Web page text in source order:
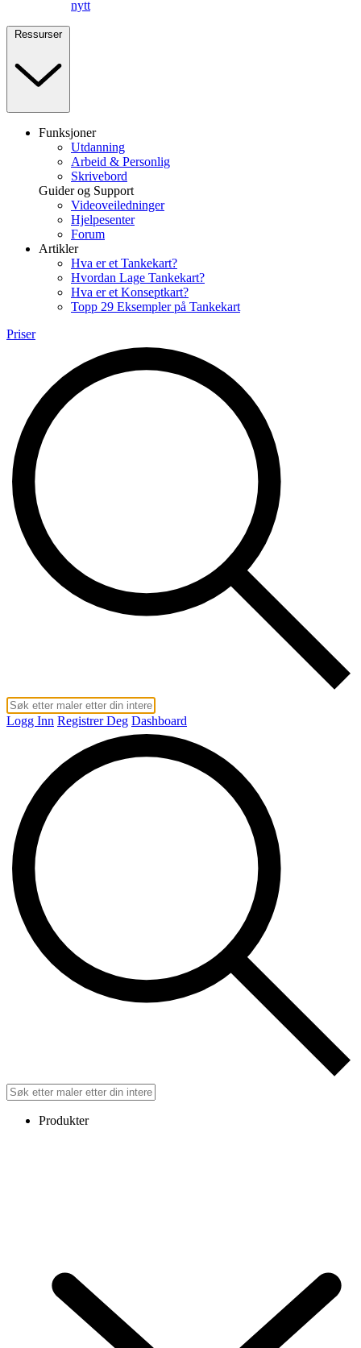
nytt
Ressurser
Funksjoner
Utdanning
Arbeid & Personlig
Skrivebord
Guider og Support
Videoveiledninger
Hjelpesenter
Forum
Artikler
Hva er et Tankekart?
Hvordan Lage Tankekart?
Hva er et Konseptkart?
Topp 29 Eksempler på Tankekart
Priser
Logg Inn Registrer Deg Dashboard
Produkter